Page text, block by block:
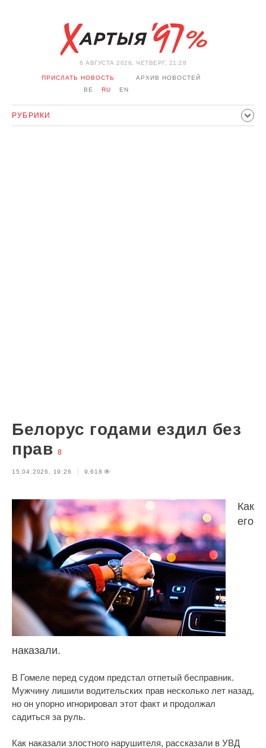
6 АВГУСТА 2026, ЧЕТВЕРГ, 21:28
ПРИСЛАТЬ НОВОСТЬ
АРХИВ НОВОСТЕЙ
BE
RU EN
РУБРИКИ
Белорус годами ездил без
прав
8
15.04.2026, 19:26 9,618
Как
его
наказали.
В Гомеле перед судом предстал отпетый бесправник.
Мужчину лишили водительских прав несколько лет назад,
но он упорно игнорировал этот факт и продолжал
садиться за руль.
Как наказали злостного нарушителя, рассказали в УВД